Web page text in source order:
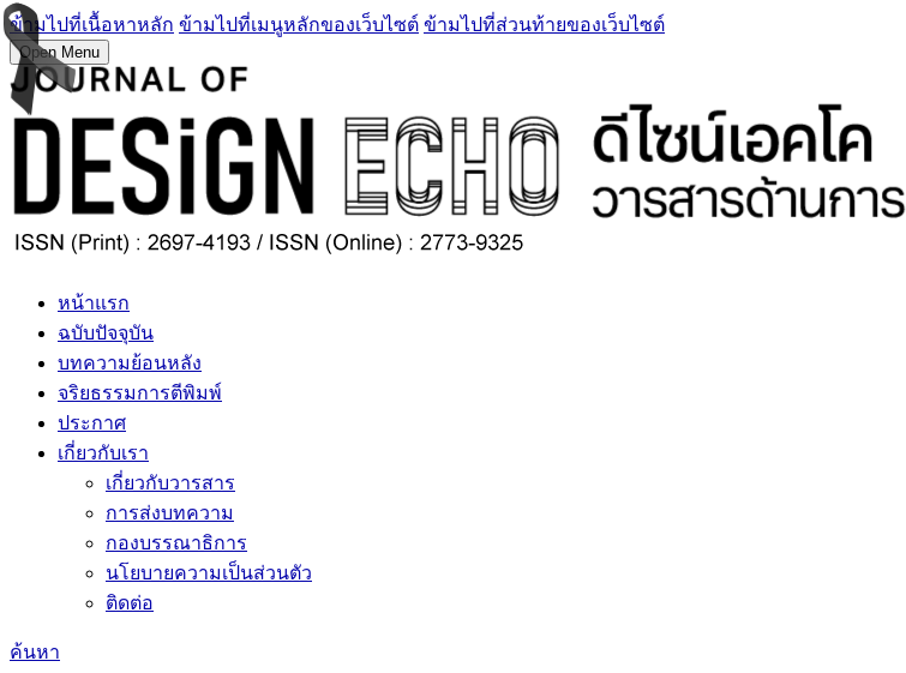
ข้ามไปที่เนื้อหาหลัก ข้ามไปที่เมนูหลักของเว็บไซต์ ข้ามไปที่ส่วนท้ายของเว็บไซต์
Open Menu
หน้าแรก
ฉบับปัจจุบัน
บทความย้อนหลัง
จริยธรรมการตีพิมพ์
ประกาศ
เกี่ยวกับเรา
เกี่ยวกับวารสาร
การส่งบทความ
กองบรรณาธิการ
นโยบายความเป็นส่วนตัว
ติดต่อ
ค้นหา